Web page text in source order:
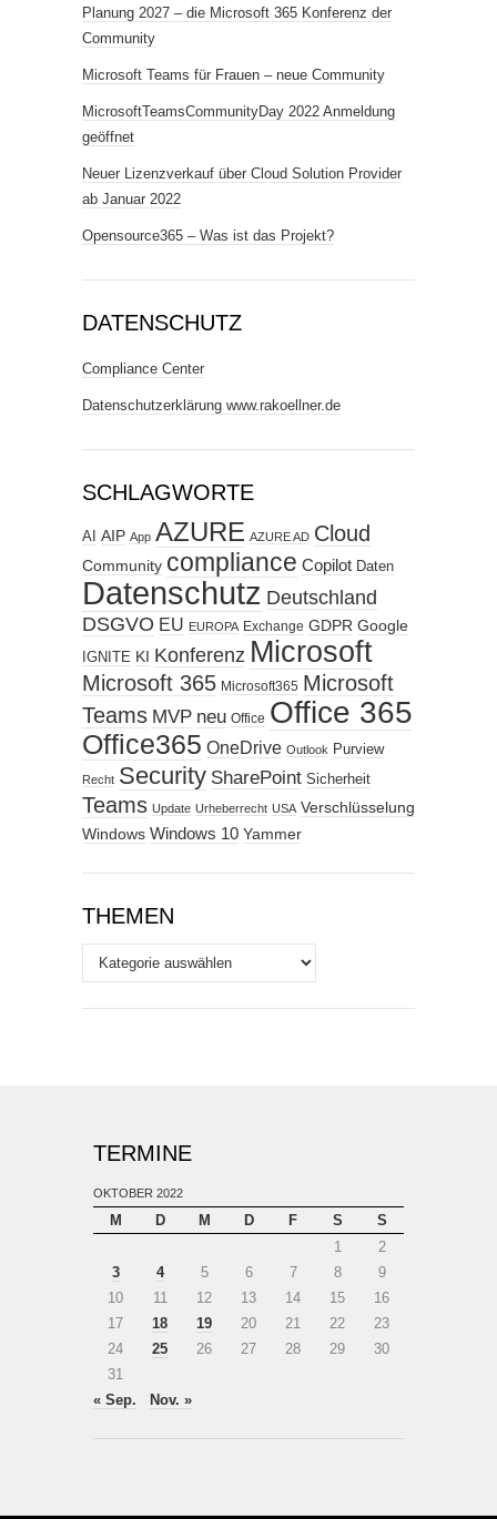
Planung 2027 – die Microsoft 365 Konferenz der
Community
Microsoft Teams für Frauen – neue Community
MicrosoftTeamsCommunityDay 2022 Anmeldung
geöffnet
Neuer Lizenzverkauf über Cloud Solution Provider
ab Januar 2022
Opensource365 – Was ist das Projekt?
DATENSCHUTZ
Compliance Center
Datenschutzerklärung www.rakoellner.de
SCHLAGWORTE
AI AIP App AZURE AZURE AD Cloud
Community compliance Copilot Daten
Datenschutz Deutschland
DSGVO EU EUROPA Exchange GDPR Google
IGNITE KI Konferenz Microsoft
Microsoft 365 Microsoft365 Microsoft
Teams MVP neu Office Office 365
Office365 OneDrive Outlook Purview
Recht Security SharePoint Sicherheit
Teams Update Urheberrecht USA Verschlüsselung
Windows Windows 10 Yammer
THEMEN
Themen
TERMINE
OKTOBER 2022
M D M D F S
S
1
2
3
4 5 6 7 8
9
10
11 12 13 14 15
16
17
18 19 20 21 22
23
24
25 26 27 28 29
30
31
« Sep.
Nov. »